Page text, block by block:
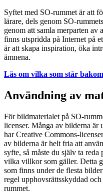
Syftet med SO-rummet är att
lärare, dels genom SO-
genom att samla merparten av
finns utspridda på Internet på
är att skapa inspiration, öka
ämnena.
Läs om vilka som står
Användning av
För bildmaterialet på SO-
licenser. Många av bilderna är
har Creative Commons-
av bilderna är helt fria att
syfte, så måste du själv ta
vilka villkor som gäller. Detta
som finns under de flesta
regel upphovsrättsskyddad
rummet.